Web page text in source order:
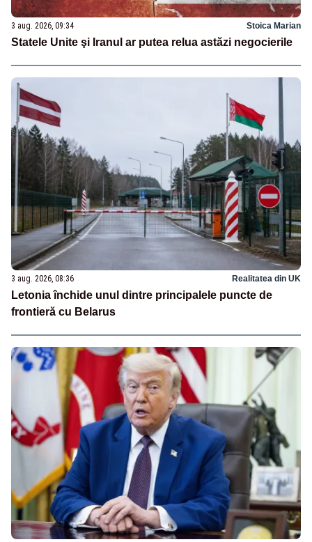
3 aug. 2026, 09:34 Stoica Marian
Statele Unite şi Iranul ar putea relua astăzi negocierile
3 aug. 2026, 08:36 Realitatea din UK
Letonia închide unul dintre principalele puncte de
frontieră cu Belarus